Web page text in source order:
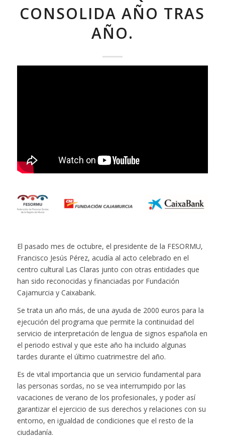
CONSOLIDA AÑO TRAS
AÑO.
El pasado mes de octubre, el presidente de la FESORMU,
Francisco Jesús Pérez, acudía al acto celebrado en el
centro cultural Las Claras junto con otras entidades que
han sido reconocidas y financiadas por Fundación
Cajamurcia y Caixabank.
Se trata un año más, de una ayuda de 2000 euros para la
ejecución del programa que permite la continuidad del
servicio de interpretación de lengua de signos española en
el periodo estival y que este año ha incluido algunas
tardes durante el último cuatrimestre del año.
Es de vital importancia que un servicio fundamental para
las personas sordas, no se vea interrumpido por las
vacaciones de verano de los profesionales, y poder así
garantizar el ejercicio de sus derechos y relaciones con su
entorno, en igualdad de condiciones que el resto de la
ciudadanía.